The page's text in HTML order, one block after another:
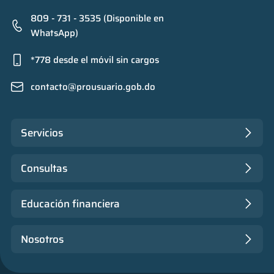
809 - 731 - 3535 (Disponible en
WhatsApp)
*778 desde el móvil sin cargos
contacto@prousuario.gob.do
Servicios
Consultas
Educación financiera
Nosotros